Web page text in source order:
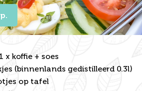
koffie + soes
(binnenlands gedistilleerd 0.3l)
op tafel